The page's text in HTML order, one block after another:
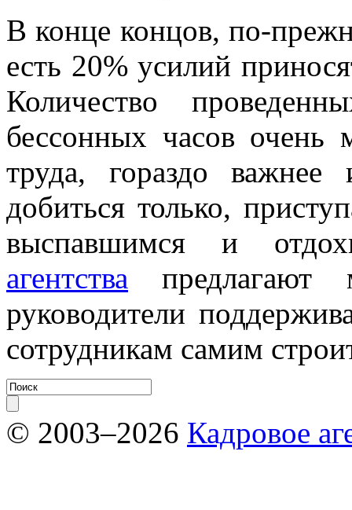
В конце концов, по-
есть 20% усилий
Количество
бессонных часов очень
труда, гораздо
добиться только,
выспавшимся и
агентства предлагают
руководители
сотрудникам самим
© 2003–2026 Кадровое